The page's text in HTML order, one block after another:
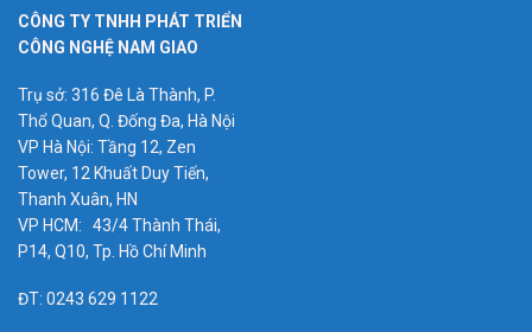
CÔNG TY TNHH PHÁT TRIỂN
CÔNG NGHỆ NAM GIAO
Trụ sở: 316 Đê Là Thành, P.
Thổ Quan, Q. Đống Đa, Hà Nội
VP Hà Nội: Tầng 12, Zen
Tower, 12 Khuất Duy Tiến,
Thanh Xuân, HN
VP HCM: 43/4 Thành Thái,
P14, Q10, Tp. Hồ Chí Minh
ĐT: 0243 629 1122